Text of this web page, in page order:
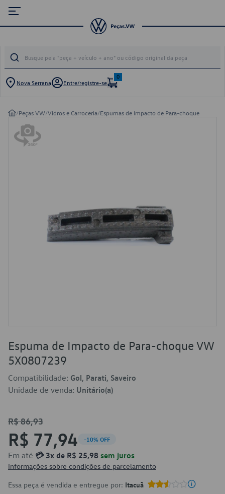
Nova Serrana Entre/registre-se
0
/Peças VW/Vidros e Carroceria/Espumas de Impacto de Para-choque
Espuma de Impacto de Para-choque VW
5X0807239
Compatibilidade: Gol, Parati, Saveiro
Unidade de venda: Unitário(a)
R$ 86,93
R$ 77,94 -10% OFF
Em até 💳 3x de R$ 25,98 sem juros
Informações sobre condições de parcelamento
Essa peça é vendida e entregue por: Itacuã